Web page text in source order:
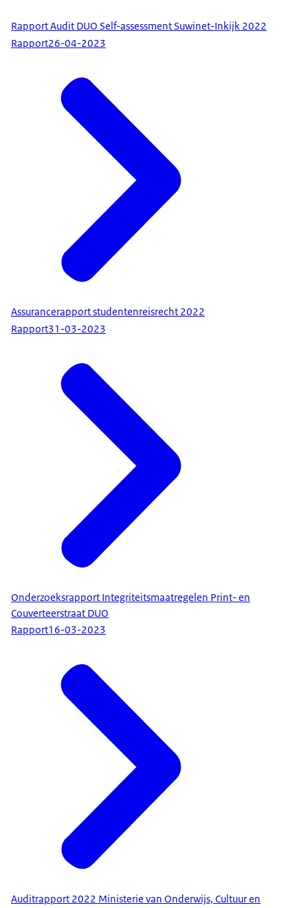
Rapport Audit DUO Self-assessment Suwinet-Inkijk 2022
Rapport26-04-2023
Assurancerapport studentenreisrecht 2022
Rapport31-03-2023
Onderzoeksrapport Integriteitsmaatregelen Print- en
Couverteerstraat DUO
Rapport16-03-2023
Auditrapport 2022 Ministerie van Onderwijs, Cultuur en